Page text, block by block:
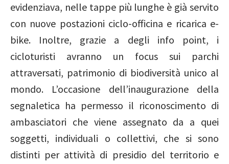
evidenziava, nelle tappe più lunghe è già servito
con nuove postazioni ciclo-officina e ricarica e-
bike. Inoltre, grazie a degli info point, i
cicloturisti avranno un focus sui parchi
attraversati, patrimonio di biodiversità unico al
mondo. L’occasione dell’inaugurazione della
segnaletica ha permesso il riconoscimento di
ambasciatori che viene assegnato da a quei
soggetti, individuali o collettivi, che si sono
distinti per attività di presidio del territorio e